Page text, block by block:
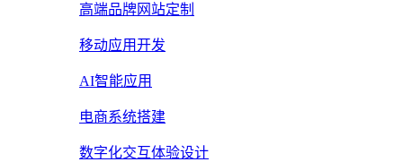
高端品牌网站定制
移动应用开发
AI智能应用
电商系统搭建
数字化交互体验设计